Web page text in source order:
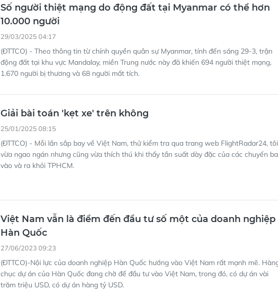
Số người thiệt mạng do động đất tại Myanmar có thể hơn
10.000 người
29/03/2025 04:17
(ĐTTCO) - Theo thông tin từ chính quyền quân sự Myanmar, tính đến sáng 29-3, trận
động đất tại khu vực Mandalay, miền Trung nước này đã khiến 694 người thiệt mạng,
1.670 người bị thương và 68 người mất tích.
Giải bài toán 'kẹt xe' trên không
25/01/2025 08:15
(ĐTTCO) - Mỗi lần sắp bay về Việt Nam, thử kiểm tra qua trang web FlightRadar24, tôi
vừa ngao ngán nhưng cũng vừa thích thú khi thấy tần suất dày đặc của các chuyến
vào và ra khỏi TPHCM.
Việt Nam vẫn là điểm đến đầu tư số một của doanh nghiệp
Hàn Quốc
27/06/2023 09:23
(ĐTTCO)-Nội lực của doanh nghiệp Hàn Quốc hướng vào Việt Nam rất mạnh mẽ.
chục dự án của Hàn Quốc đang chờ để đầu tư vào Việt Nam, trong đó, có dự án vài
trăm triệu USD, có dự án hàng tỷ USD.